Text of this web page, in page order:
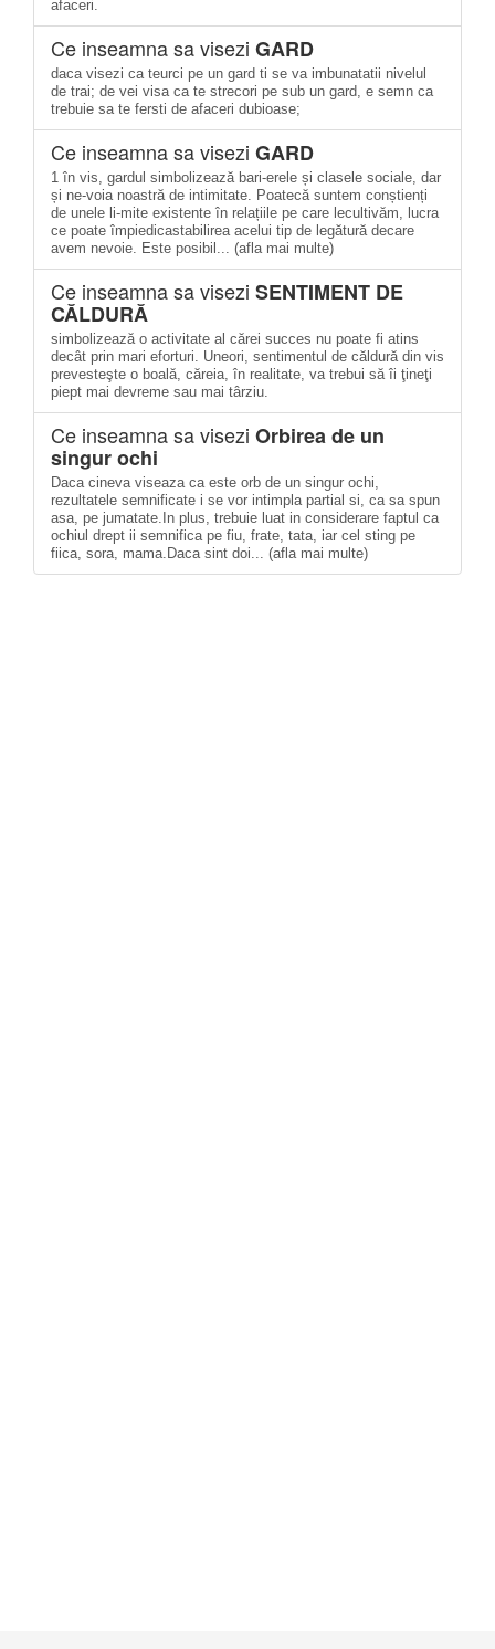
afaceri.
Ce inseamna sa visezi GARD
daca visezi ca teurci pe un gard ti se va imbunatatii nivelul
de trai; de vei visa ca te strecori pe sub un gard, e semn ca
trebuie sa te fersti de afaceri dubioase;
Ce inseamna sa visezi GARD
1 în vis, gardul simbolizează bari-erele și clasele sociale, dar
și ne-voia noastră de intimitate. Poatecă suntem conștienți
de unele li-mite existente în relațiile pe care lecultivăm, lucra
ce poate împiedicastabilirea acelui tip de legătură decare
avem nevoie. Este posibil... (afla mai multe)
Ce inseamna sa visezi SENTIMENT DE
CĂLDURĂ
simbolizează o activitate al cărei succes nu poate fi atins
decât prin mari eforturi. Uneori, sentimentul de căldură din vis
prevesteşte o boală, căreia, în realitate, va trebui să îi ţineţi
piept mai devreme sau mai târziu.
Ce inseamna sa visezi Orbirea de un
singur ochi
Daca cineva viseaza ca este orb de un singur ochi,
rezultatele semnifi­cate i se vor intimpla partial si, ca sa spun
asa, pe jumatate.In plus, trebuie luat in considerare faptul ca
ochiul drept ii semnifica pe fiu, frate, tata, iar cel sting pe
fiica, sora, mama.Daca sint doi... (afla mai multe)